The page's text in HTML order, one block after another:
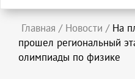
Главная / Новости / На
прошел региональный
олимпиады по физике